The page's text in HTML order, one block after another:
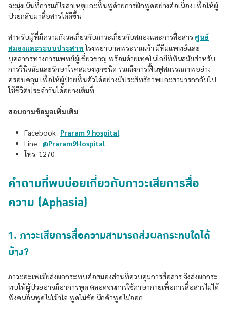
จะมุ่งเน้นที่การแก้ไขสาเหตุและฟื้นฟูด้วยการฝึกพูดอย่างต่อเนื่อง เพื่อให้ผู้
ป่วยกลับมาสื่อสารได้ดีขึ้น
สำหรับผู้ที่มีความกังวลเกี่ยวกับภาวะเกี่ยวกับสมองและการสื่อสาร ศูนย์
สมองและระบบประสาทโรงพยาบาลพระรามเก้า มีทีมแพทย์และ
บุคลากรทางการแพทย์ผู้เชี่ยวชาญ พร้อมด้วยเทคโนโลยีที่ทันสมัยสำหรับ
การวินิจฉัยและรักษาโรคสมองทุกชนิด รวมถึงการฟื้นฟูสมรรถภาพอย่าง
ครอบคลุม เพื่อให้ผู้ป่วยฟื้นตัวได้อย่างมีประสิทธิภาพและสามารถกลับไป
ใช้ชีวิตประจำวันได้อย่างเต็มที่
สอบถามข้อมูลเพิ่มเติม
Facebook : Praram 9 hospital
Line : @Praram9Hospital
โทร. 1270
คำถามที่พบบ่อยเกี่ยวกับภาวะเสียการสื่อ
ความ (Aphasia)
1. ภาวะเสียการสื่อความสามารถส่งผลกระทบใดได้
บ้าง?
ภาวะอะเฟเซียส่งผลกระทบต่อสมองส่วนที่ควบคุมการสื่อสาร จึงส่งผลกระ
ทบให้ผู้ป่วยอาจมีอาการพูด ตลอดจนการใช้ภาษากายเพื่อการสื่อสารไม่ได้
ฟังคนอื่นพูดไม่เข้าใจ พูดไม่ชัด นึกคำพูดไม่ออก